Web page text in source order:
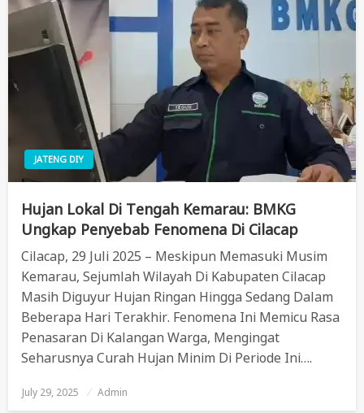
JATENG DIY
Hujan Lokal Di Tengah Kemarau: BMKG
Ungkap Penyebab Fenomena Di Cilacap
Cilacap, 29 Juli 2025 – Meskipun Memasuki Musim
Kemarau, Sejumlah Wilayah Di Kabupaten Cilacap
Masih Diguyur Hujan Ringan Hingga Sedang Dalam
Beberapa Hari Terakhir. Fenomena Ini Memicu Rasa
Penasaran Di Kalangan Warga, Mengingat
Seharusnya Curah Hujan Minim Di Periode Ini….
Posted
On
July 29, 2025 Admin